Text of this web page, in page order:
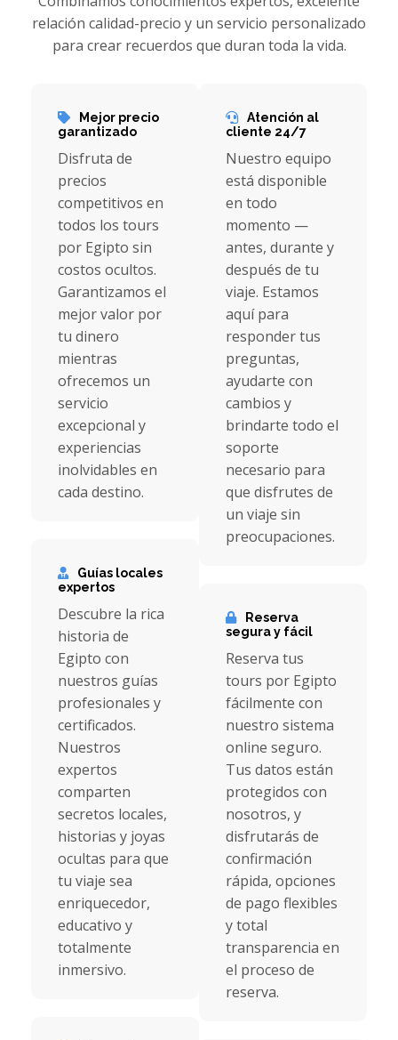
relación calidad-precio y un servicio personalizado
para crear recuerdos que duran toda la vida.
Mejor precio
garantizado
Disfruta de
precios
competitivos en
todos los tours
por Egipto sin
costos ocultos.
Garantizamos el
mejor valor por
tu dinero
mientras
ofrecemos un
servicio
excepcional y
experiencias
inolvidables en
cada destino.
Guías locales
expertos
Descubre la rica
historia de
Egipto con
nuestros guías
profesionales y
certificados.
Nuestros
expertos
comparten
secretos locales,
historias y joyas
ocultas para que
tu viaje sea
enriquecedor,
educativo y
totalmente
inmersivo.
Atención al
cliente 24/7
Nuestro equipo
está disponible
en todo
momento —
antes, durante y
después de tu
viaje. Estamos
aquí para
responder tus
preguntas,
ayudarte con
cambios y
brindarte todo el
soporte
necesario para
que disfrutes de
un viaje sin
preocupaciones.
Reserva
segura y fácil
Reserva tus
tours por Egipto
fácilmente con
nuestro sistema
online seguro.
Tus datos están
protegidos con
nosotros, y
disfrutarás de
confirmación
rápida, opciones
de pago flexibles
y total
transparencia en
el proceso de
reserva.